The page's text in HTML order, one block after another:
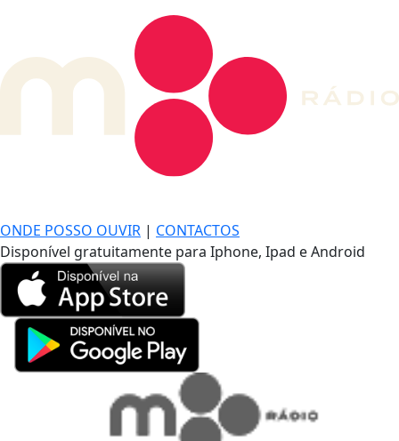
ONDE POSSO OUVIR | CONTACTOS
Disponível gratuitamente para Iphone, Ipad e Android